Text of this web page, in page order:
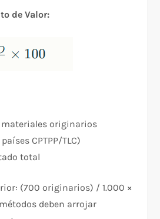
de Valor:
materiales originarios
CPTPP/TLC)
total
(700 originarios) / 1.000 ×
deben arrojar